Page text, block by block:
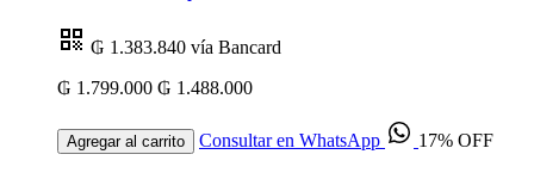
₲ 1.383.840 vía Bancard
₲ 1.799.000 ₲ 1.488.000
Agregar al carrito Consultar en WhatsApp 17% OFF